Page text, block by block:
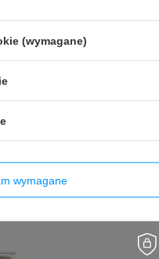
(wymagane)
wymagane